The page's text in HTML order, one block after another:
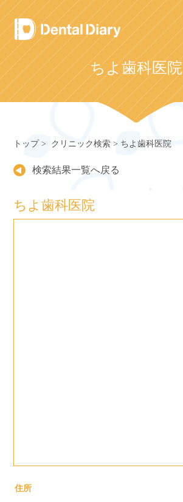
Skip
to
content
ちよ歯科医院
トップ クリニック検索 ちよ歯科医院
検索結果一覧へ戻る
ちよ歯科医院
住所